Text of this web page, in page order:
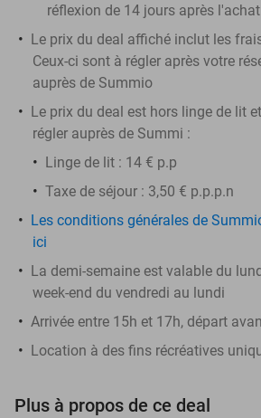
réflexion de 14 jours après
Le prix du deal affiché inclut les
Ceux-ci sont à régler après votre
auprès de Summio
Le prix du deal est hors linge de lit
régler auprès de Summi :
Linge de lit : 14 € p.p
Taxe de séjour : 3,50 € p.p.p.n
Les conditions générales de
ici
La demi-semaine est valable du
week-end du vendredi au lundi
Arrivée entre 15h et 17h, départ
Location à des fins récréatives
Plus à propos de ce deal